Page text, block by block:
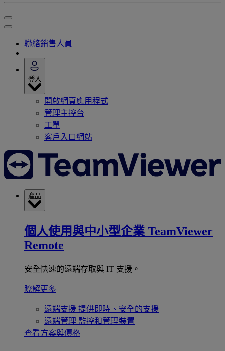
聯絡銷售人員
登入
開啟網頁應用程式
管理主控台
工單
客戶入口網站
產品
個人使用與中小型企業 TeamViewer
Remote
安全快速的遠端存取與 IT 支援。
瞭解更多
遠端支援 提供即時、安全的支援
遠端管理 監控和管理裝置
查看方案與價格